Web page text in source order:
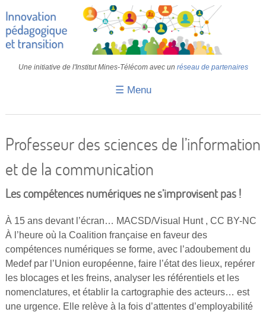
Une initiative de l'Institut Mines-Télécom avec un réseau de partenaires
☰ Menu
IMT
Colloques
Vidéos
S’inscrire
Professeur des sciences de l’information
et de la communication
Les compétences numériques ne s’improvisent pas !
À 15 ans devant l’écran… MACSD/Visual Hunt , CC BY-NC
À l’heure où la Coalition française en faveur des
compétences numériques se forme, avec l’adoubement du
Medef par l’Union européenne, faire l’état des lieux, repérer
les blocages et les freins, analyser les référentiels et les
nomenclatures, et établir la cartographie des acteurs… est
une urgence. Elle relève à la fois d’attentes d’employabilité